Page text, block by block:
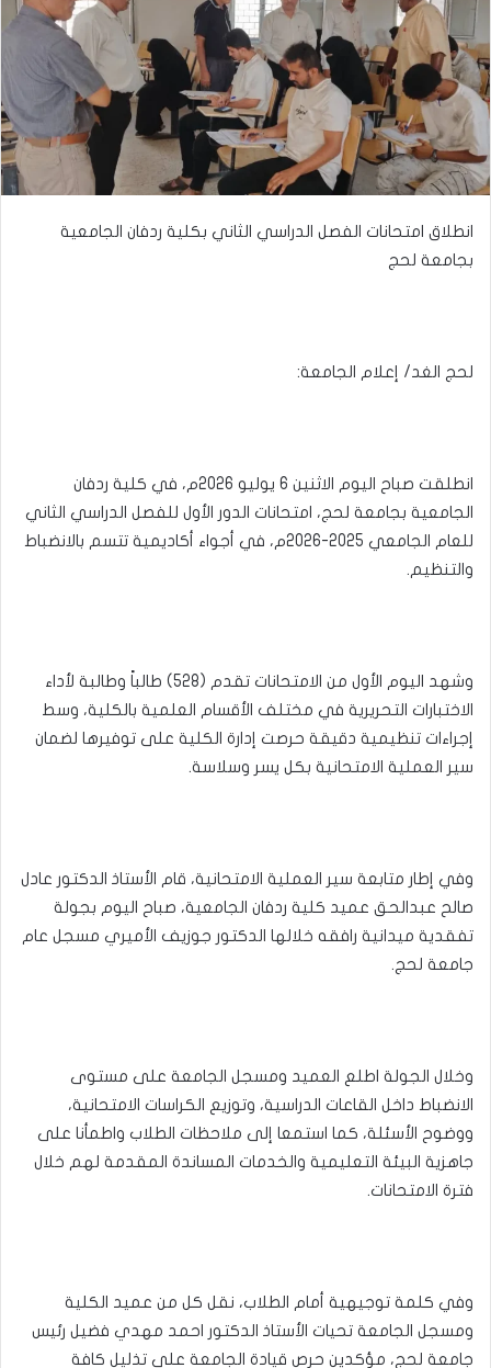
انطلاق امتحانات الفصل الدراسي الثاني بكلية ردفان الجامعية
بجامعة لحج
لحج الغد/ إعلام الجامعة:
انطلقت صباح اليوم الاثنين 6 يوليو 2026م، في كلية ردفان
الجامعية بجامعة لحج، امتحانات الدور الأول للفصل الدراسي الثاني
للعام الجامعي 2025-2026م، في أجواء أكاديمية تتسم بالانضباط
والتنظيم.
وشهد اليوم الأول من الامتحانات تقدم (528) طالباً وطالبة لأداء
الاختبارات التحريرية في مختلف الأقسام العلمية بالكلية، وسط
إجراءات تنظيمية دقيقة حرصت إدارة الكلية على توفيرها لضمان
سير العملية الامتحانية بكل يسر وسلاسة.
وفي إطار متابعة سير العملية الامتحانية، قام الأستاذ الدكتور عادل
صالح عبدالحق عميد كلية ردفان الجامعية، صباح اليوم بجولة
تفقدية ميدانية رافقه خلالها الدكتور جوزيف الأميري مسجل عام
جامعة لحج.
وخلال الجولة اطلع العميد ومسجل الجامعة على مستوى
الانضباط داخل القاعات الدراسية، وتوزيع الكراسات الامتحانية،
ووضوح الأسئلة، كما استمعا إلى ملاحظات الطلاب واطمأنا على
جاهزية البيئة التعليمية والخدمات المساندة المقدمة لهم خلال
فترة الامتحانات.
وفي كلمة توجيهية أمام الطلاب، نقل كل من عميد الكلية
ومسجل الجامعة تحيات الأستاذ الدكتور احمد مهدي فضيل رئيس
جامعة لحج، مؤكدين حرص قيادة الجامعة على تذليل كافة